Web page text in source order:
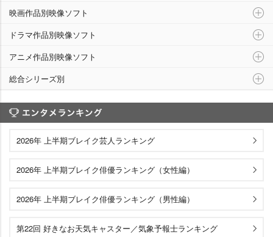
映画作品別映像ソフト
ドラマ作品別映像ソフト
アニメ作品別映像ソフト
総合シリーズ別
2026年 上半期ブレイク芸人ランキング
2026年 上半期ブレイク俳優ランキング（女性編）
2026年 上半期ブレイク俳優ランキング（男性編）
第22回 好きなお天気キャスター／気象予報士ランキング